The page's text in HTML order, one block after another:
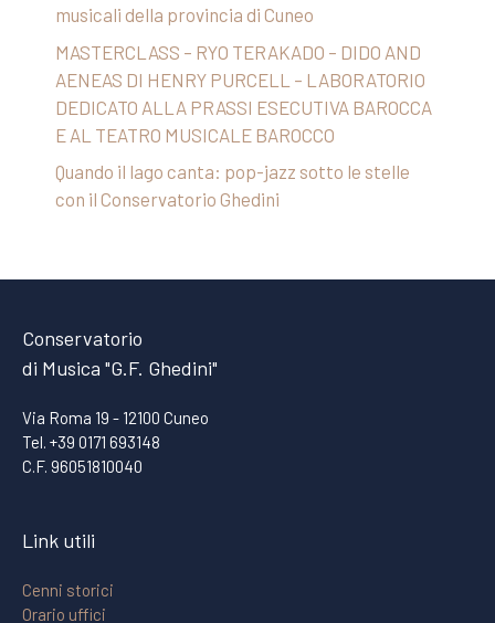
musicali della provincia di Cuneo
MASTERCLASS – RYO TERAKADO – DIDO AND
AENEAS DI HENRY PURCELL – LABORATORIO
DEDICATO ALLA PRASSI ESECUTIVA BAROCCA
E AL TEATRO MUSICALE BAROCCO
Quando il lago canta: pop-jazz sotto le stelle
con il Conservatorio Ghedini
Conservatorio
di Musica "G.F. Ghedini"
Via Roma 19 - 12100 Cuneo
Tel. +39 0171 693148
C.F. 96051810040
Link utili
Cenni storici
Orario uffici